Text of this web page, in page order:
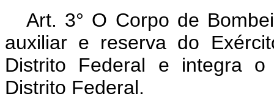
Art. 3° O Corpo de
auxiliar e reserva do
Distrito Federal e integra
Distrito Federal.